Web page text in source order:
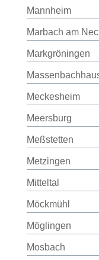
Mannheim
Marbach am
Markgröningen
Meckesheim
Meersburg
Meßstetten
Metzingen
Mitteltal
Möckmühl
Möglingen
Mosbach